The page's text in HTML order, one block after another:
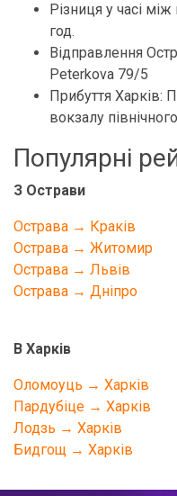
Різниця у часі
год.
Відправлення
Peterkova 79/5
Прибуття Харків:
вокзалу
Популярні
З Острави
Острава → Краків
Острава → Житомир
Острава → Львів
Острава → Дніпро
В Харків
Оломоуць → Харків
Пардубіце → Харків
Лодзь → Харків
Бидгощ → Харків